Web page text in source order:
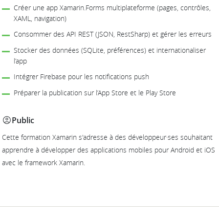
Créer une app Xamarin.Forms multiplateforme (pages, contrôles,
XAML, navigation)
Consommer des API REST (JSON, RestSharp) et gérer les erreurs
Stocker des données (SQLite, préférences) et internationaliser
l’app
Intégrer Firebase pour les notifications push
Préparer la publication sur l’App Store et le Play Store
Public
Cette formation Xamarin s'adresse à des développeur·ses souhaitant
apprendre à développer des applications mobiles pour Android et iOS
avec le framework Xamarin.